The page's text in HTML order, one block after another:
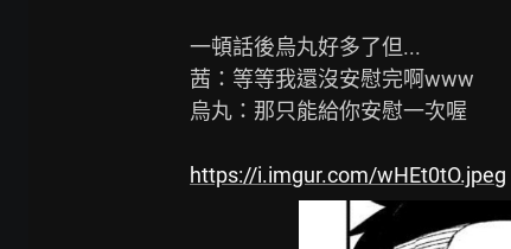
一頓話後烏丸好多了但...
茜：等等我還沒安慰完啊www
烏丸：那只能給你安慰一次喔
https://i.imgur.com/wHEt0tO.jpeg